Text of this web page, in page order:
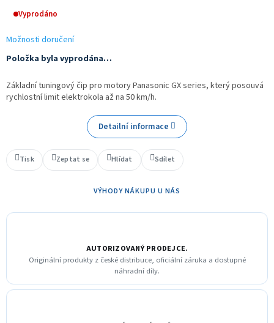
cena:
Vyprodáno
Možnosti doručení
Položka byla vyprodána…
Základní tuningový čip pro motory Panasonic GX series, který posouvá
rychlostní limit elektrokola až na 50 km/h.
Detailní informace
Tisk Zeptat se Hlídat Sdílet
VÝHODY NÁKUPU U NÁS
AUTORIZOVANÝ PRODEJCE.
Originální produkty z české distribuce, oficiální záruka a dostupné
náhradní díly.